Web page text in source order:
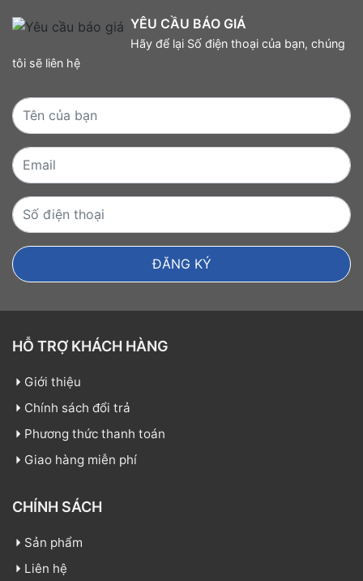
YÊU CẦU BÁO GIÁ
Hãy để lại Số điện thoại của bạn, chúng
tôi sẽ liên hệ
HỖ TRỢ KHÁCH HÀNG
Giới thiệu
Chính sách đổi trả
Phương thức thanh toán
Giao hàng miễn phí
CHÍNH SÁCH
Sản phẩm
Liên hệ